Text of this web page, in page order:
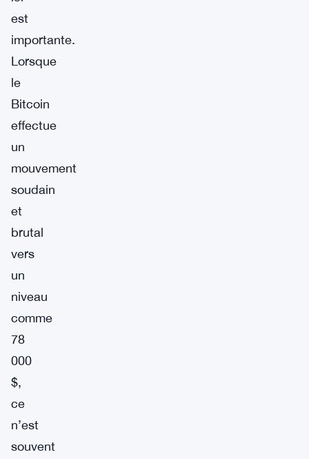
est
importante.
Lorsque
le
Bitcoin
effectue
un
mouvement
soudain
et
brutal
vers
un
niveau
comme
78
000
$,
ce
n’est
souvent